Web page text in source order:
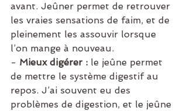
avant. Jeûner permet de retrouver
les vraies sensations de faim, et de
pleinement les assouvir lorsque
l’on mange à nouveau.
- Mieux digérer : le jeûne permet
de mettre le système digestif au
repos. J’ai souvent eu des
problèmes de digestion, et le jeûne